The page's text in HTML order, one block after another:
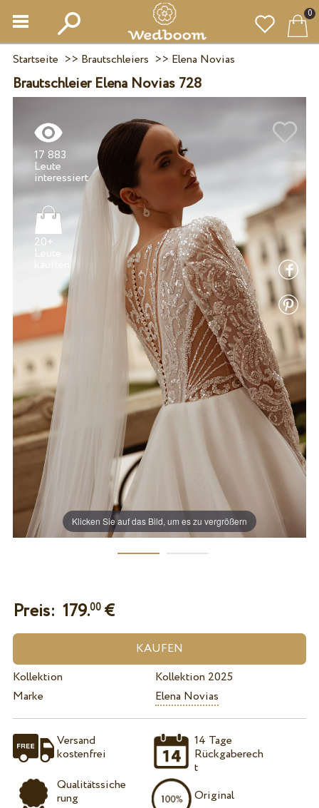
0
Startseite >> Brautschleiers >> Elena Novias
Brautschleier Elena Novias 728
Klicken Sie auf das Bild, um es zu vergrößern
17 883
Leute
interessiert
20+
Leute
Preis: 179.00€
Kollektion
Kollektion 2025
Marke
Elena Novias
Versand
kostenfrei
Qualitätssiche
rung
14 Tage
Rückgaberech
t
Original